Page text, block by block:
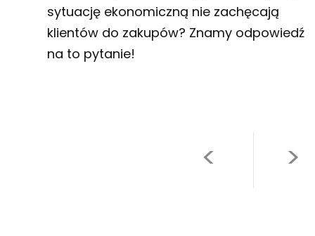
sytuację ekonomiczną nie zachęcają
klientów do zakupów? Znamy odpowiedź
na to pytanie!